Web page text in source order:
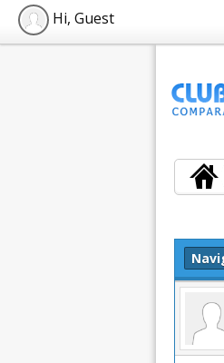
Hi, Guest